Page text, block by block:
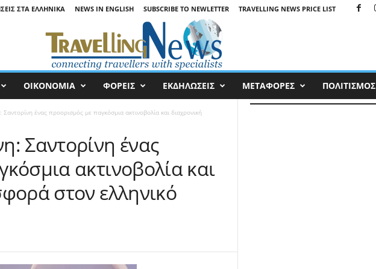
ΣΤΑ ΕΛΛΗΝΙΚΆ NEWS IN ENGLISH SUBSCRIBE TO NEWLETTER TRAVELLING NEWS PRICE LIST
ΟΙΚΟΝΟΜΙΑ ΦΟΡΕΙΣ ΕΚΔΗΛΩΣΕΙΣ ΜΕΤΑΦΟΡΕΣ ΠΟΛΙΤΙΣΜΟΣ
ένας προορισμός με παγκόσμια ακτινοβολία και διαχρονική
Σαντορίνη ένας
ακτινοβολία και
στον ελληνικό